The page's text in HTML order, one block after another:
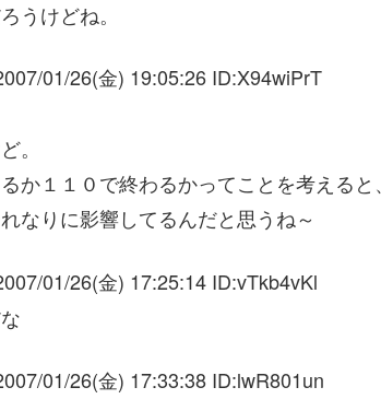
うけどね。
01/26(金) 19:05:26 ID:X94wiPrT
。
か１１０で終わるかってことを考えると、
なりに影響してるんだと思うね～
01/26(金) 17:25:14 ID:vTkb4vKl
01/26(金) 17:33:38 ID:lwR801un